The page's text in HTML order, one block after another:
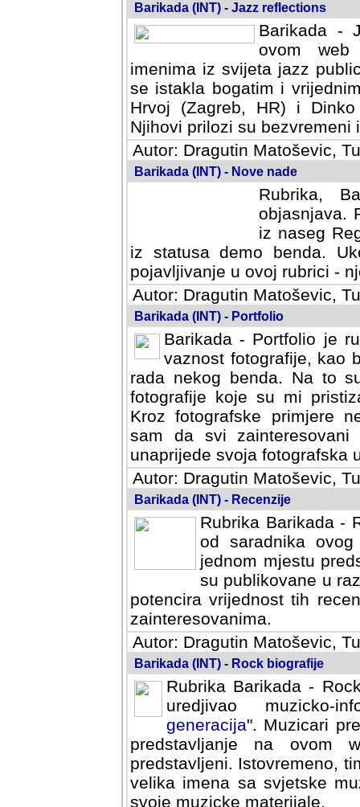
Barikada (INT) - Jazz reflections
Barikada -
ovom web
imenima iz svijeta jazz
se istakla bogatim i
Hrvoj (Zagreb, HR) i
Njihovi prilozi su bezvremeni
Autor: Dragutin Matoševic,
Barikada (INT) - Nove nade
Rubrika,
objasnjava.
iz naseg
iz statusa demo benda.
pojavljivanje u ovoj rubrici -
Autor: Dragutin Matoševic,
Barikada (INT) - Portfolio
Barikada - Portfolio je
vaznost fotografije, kao
rada nekog benda. Na to
fotografije koje su mi
fotografske primjere
svi zainteresovani
svoja fotografska umijeca.
Autor: Dragutin Matoševic,
Barikada (INT) - Recenzije
Rubrika Barikada -
od saradnika
jednom mjestu
su publikovane u
potencira vrijednost tih
zainteresovanima.
Autor: Dragutin Matoševic,
Barikada (INT) - Rock biografije
Rubrika Barikada -
uredjivao muzicko-
Muzicari predstavljeni u
na ovom web portalu
Istovremeno, tim nacinom
sa svjetske muzicke scene
materijale.